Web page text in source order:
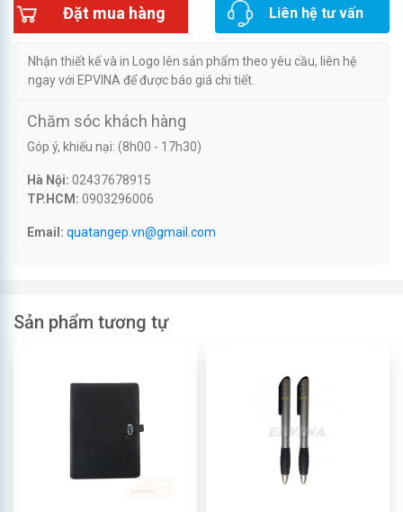
Đặt mua hàng Liên hệ tư vấn
Nhận thiết kế và in Logo lên sản phẩm theo yêu cầu, liên hệ
ngay với EPVINA để được báo giá chi tiết.
Chăm sóc khách hàng
Góp ý, khiếu nại: (8h00 - 17h30)
Hà Nội: 02437678915
TP.HCM: 0903296006
Email: quatangep.vn@gmail.com
Sản phẩm tương tự